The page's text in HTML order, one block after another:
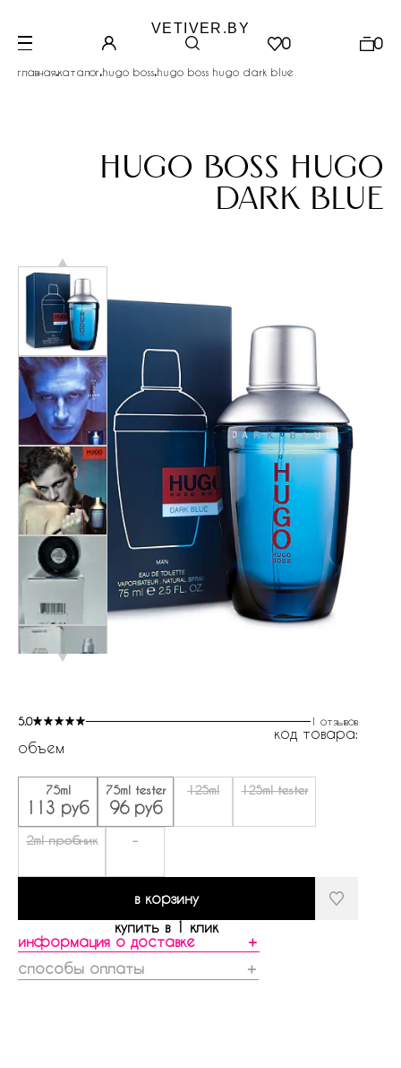
VETIVER.BY
0 0
главная.каталог.hugo boss.hugo boss hugo dark blue
hugo boss hugo
dark blue
5.0 1 отзывов
код товара:
объем
75ml
113 руб
75ml tester
96 руб
125ml 125ml tester
2ml пробник -
в корзину
купить в 1 клик
информация о доставке
＋
способы оплаты
＋